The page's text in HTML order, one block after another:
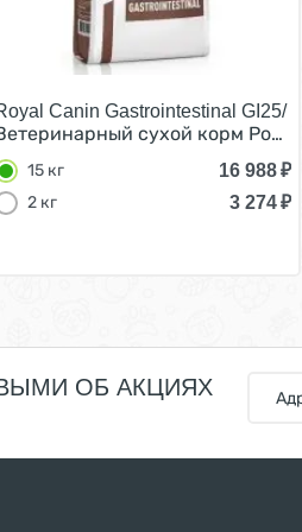
Интестинал для Щенков
Canin Gastrointestinal GI25/
сухой корм Роял
15 кг 16 988₽
2 кг
3 274₽
ОБ АКЦИЯХ